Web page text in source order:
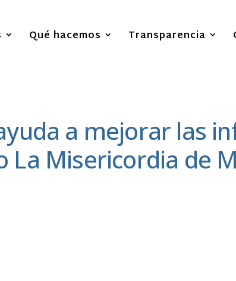
Qué hacemos Transparencia
a mejorar las
Misericordia de